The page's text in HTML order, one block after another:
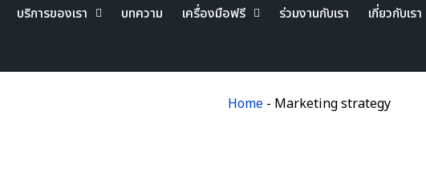
บริการของเรา บทความ เครื่องมือฟรี ร่วมงานกับเรา เกี่ยวกับเรา
Home- Marketing strategy